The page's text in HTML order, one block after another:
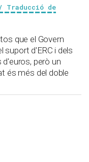
de
que el Govern
suport d'ERC i dels
però un
és més del doble